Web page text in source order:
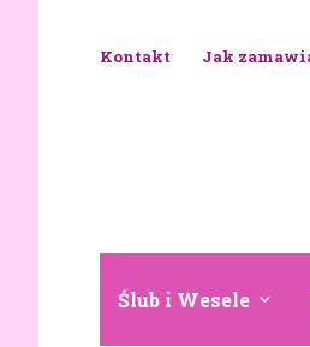
Kontakt Jak
Ślub i Wesele